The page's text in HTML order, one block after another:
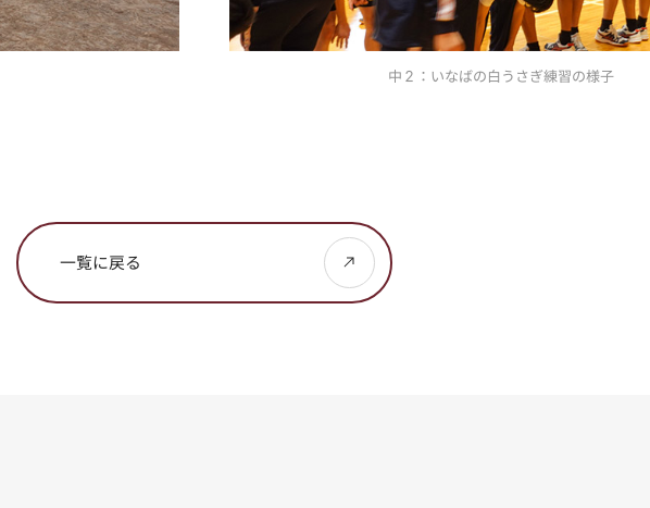
中２：いなばの白うさぎ練習の様子
一覧に戻る